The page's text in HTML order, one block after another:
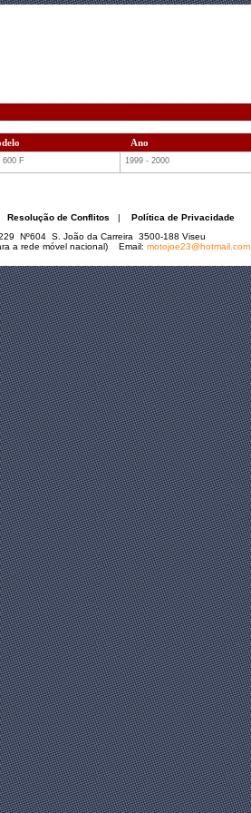
Ano
600 F 1999 - 2000
Resolução de Conflitos | Política de Privacidade
Nº604 S. João da Carreira 3500-188 Viseu
a rede móvel nacional) Email: motojoe23@hotmail.com